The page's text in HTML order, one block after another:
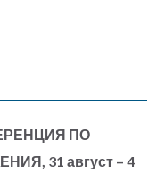
ПО
31 август – 4